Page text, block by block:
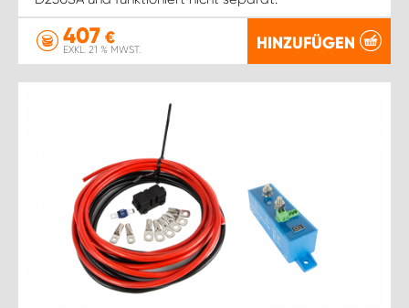
407 €
EXKL. 21 % MWST. HINZUFÜGEN